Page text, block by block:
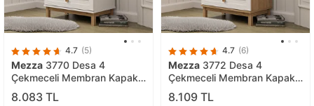
4.7 (5)
Mezza 3770 Desa 4
Çekmeceli Membran Kapaklı
Teleskopik Raylı (MDF Profil
Ayaklı) Şifonyer Beyaz -
8.083 TL
4.7 (6)
Mezza 3772 Desa 4
Çekmeceli Membran Kapaklı
Teleskopik Raylı (MDF Profil
Ayaklı) Şifonyer Sepet -
8.109 TL